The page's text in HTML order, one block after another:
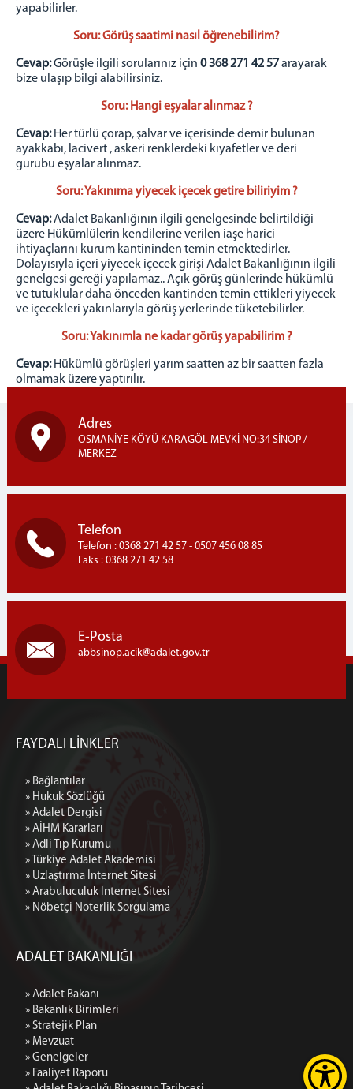
yapabilirler.
Soru: Görüş saatimi nasıl öğrenebilirim?
Cevap:Görüşle ilgili sorularınız için 0 368 271 42 57arayarak
bize ulaşıp bilgi alabilirsiniz.
Soru: Hangi eşyalar alınmaz ?
Cevap: Her türlü çorap, şalvar ve içerisinde demir bulunan
ayakkabı, lacivert , askeri renklerdeki kıyafetler ve deri
gurubu eşyalar alınmaz.
Soru: Yakınıma yiyecek içecek getire biliriyim ?
Cevap:Adalet Bakanlığının ilgili genelgesinde belirtildiği
üzere Hükümlülerin kendilerine verilen iaşe harici
ihtiyaçlarını kurum kantininden temin etmektedirler.
Dolayısıyla içeri yiyecek içecek girişi Adalet Bakanlığının ilgili
genelgesi gereği yapılamaz.. Açık görüş günlerinde hükümlü
ve tutuklular daha önceden kantinden temin ettikleri yiyecek
ve içecekleri yakınlarıyla görüş yerlerinde tüketebilirler.
Soru: Yakınımla ne kadar görüş yapabilirim ?
Cevap: Hükümlü görüşleri yarım saatten az bir saatten fazla
olmamak üzere yaptırılır.
Adres
OSMANİYE KÖYÜ KARAGÖL MEVKİ NO:34 SİNOP /
MERKEZ
Telefon
Telefon : 0368 271 42 57 - 0507 456 08 85
Faks : 0368 271 42 58
E-Posta
abbsinop.acik adalet.gov.tr
FAYDALI LİNKLER
» Bağlantılar
» Hukuk Sözlüğü
» Adalet Dergisi
» AİHM Kararları
» Adli Tıp Kurumu
» Türkiye Adalet Akademisi
» Uzlaştırma İnternet Sitesi
» Arabuluculuk İnternet Sitesi
» Nöbetçi Noterlik Sorgulama
ADALET BAKANLIĞI
» Adalet Bakanı
» Bakanlık Birimleri
» Stratejik Plan
» Mevzuat
» Genelgeler
» Faaliyet Raporu